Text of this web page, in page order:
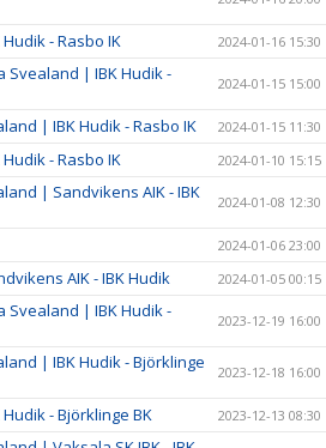
- Rasbo IK 2024-01-16 15:30
Svealand | IBK Hudik -
2024-01-15 15:00
| IBK Hudik - Rasbo IK 2024-01-15 11:30
- Rasbo IK 2024-01-10 15:15
| Sandvikens AIK - IBK
2024-01-08 12:30
2024-01-06 23:00
AIK - IBK Hudik 2024-01-05 00:15
Svealand | IBK Hudik -
2023-12-19 16:00
| IBK Hudik - Björklinge
2023-12-18 16:00
- Björklinge BK 2023-12-13 08:30